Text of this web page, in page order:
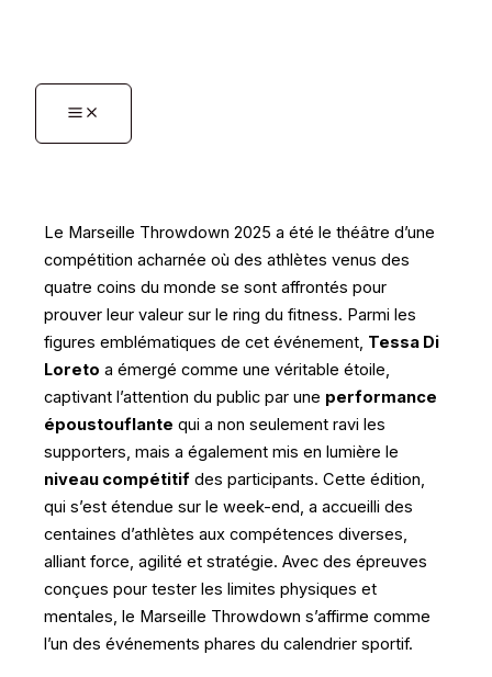
Le Marseille Throwdown 2025 a été le théâtre d’une
compétition acharnée où des athlètes venus des
quatre coins du monde se sont affrontés pour
prouver leur valeur sur le ring du fitness. Parmi les
figures emblématiques de cet événement, Tessa Di
Loreto a émergé comme une véritable étoile,
captivant l’attention du public par une performance
époustouflante qui a non seulement ravi les
supporters, mais a également mis en lumière le
niveau compétitifdes participants. Cette édition,
qui s’est étendue sur le week-end, a accueilli des
centaines d’athlètes aux compétences diverses,
alliant force, agilité et stratégie. Avec des épreuves
conçues pour tester les limites physiques et
mentales, le Marseille Throwdown s’affirme comme
l’un des événements phares du calendrier sportif.